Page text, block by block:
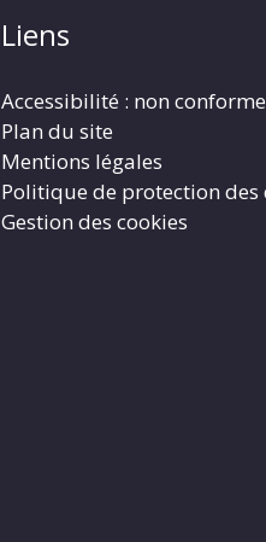
Liens
Accessibilité : non conforme
Plan du site
Mentions légales
Politique de protection des
Gestion des cookies